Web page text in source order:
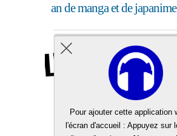
an de manga et de japanime